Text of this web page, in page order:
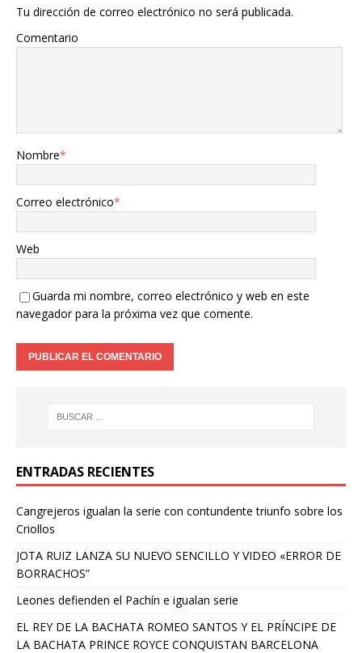
Tu dirección de correo electrónico no será publicada.
Comentario
Nombre*
Correo electrónico*
Web
Guarda mi nombre, correo electrónico y web en este
navegador para la próxima vez que comente.
ENTRADAS RECIENTES
Cangrejeros igualan la serie con contundente triunfo sobre los
Criollos
JOTA RUIZ LANZA SU NUEVO SENCILLO Y VIDEO «ERROR DE
BORRACHOS”
Leones defienden el Pachín e igualan serie
EL REY DE LA BACHATA ROMEO SANTOS Y EL PRÍNCIPE DE
LA BACHATA PRINCE ROYCE CONQUISTAN BARCELONA